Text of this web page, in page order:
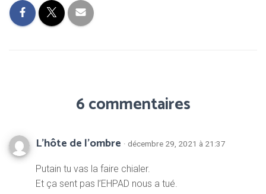
6 commentaires
L’hôte de l’ombre · décembre 29, 2021 à 21:37
Putain tu vas la faire chialer.
Et ça sent pas l’EHPAD nous a tué.